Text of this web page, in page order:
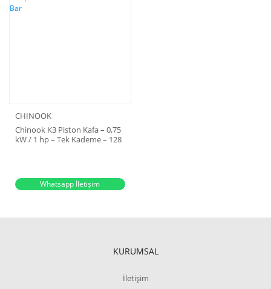
CHINOOK
Chinook K3 Piston Kafa – 0,75
kW / 1 hp – Tek Kademe – 128
Whatsapp İletişim
KURUMSAL
İletişim